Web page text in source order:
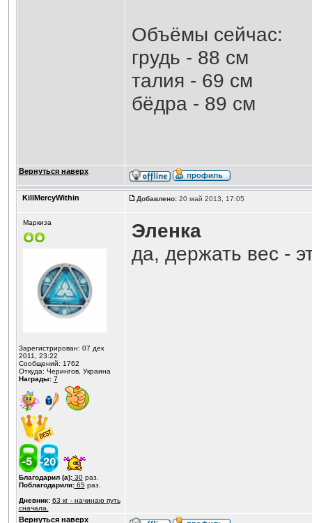
Объёмы сейчас:
грудь - 88 см
талия - 69 см
бёдра - 89 см
Вернуться наверх
KillMercyWithin Добавлено:20 май 2013, 17:05
Маркиза
Зарегистрирован: 07 дек
2011, 23:22
Сообщений: 1762
Откуда: Черингов, Украина
Награды: 7
Благодарил (а):30раз.
Поблагодарили:65раз.
Дневник: 63 кг - начинаю путь
сначала.
Эленка
да, держать вес -
Вернуться наверх